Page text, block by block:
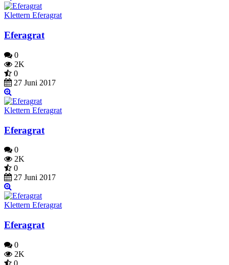
Klettern Eferagrat
Eferagrat
0
2K
0
27 Juni 2017
Klettern Eferagrat
Eferagrat
0
2K
0
27 Juni 2017
Klettern Eferagrat
Eferagrat
0
2K
0